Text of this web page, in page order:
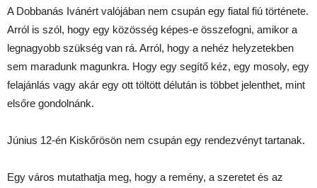
A Dobbanás Ivánért valójában nem csupán egy fiatal fiú története.
Arról is szól, hogy egy közösség képes-e összefogni, amikor a
legnagyobb szükség van rá. Arról, hogy a nehéz helyzetekben
sem maradunk magunkra. Hogy egy segítő kéz, egy mosoly, egy
felajánlás vagy akár egy ott töltött délután is többet jelenthet, mint
elsőre gondolnánk.
Június 12-én Kiskőrösön nem csupán egy rendezvényt tartanak.
Egy város mutathatja meg, hogy a remény, a szeretet és az